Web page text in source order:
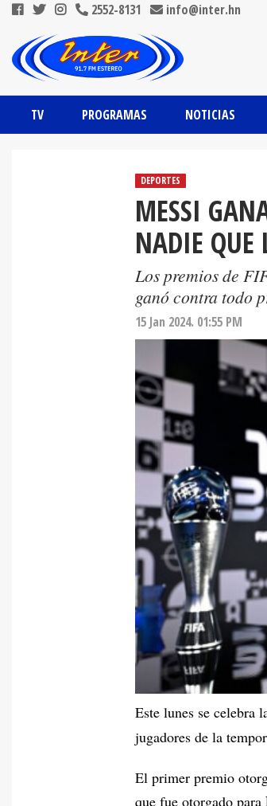
2552-8131 info@inter.hn
TV PROGRAMAS NOTICIAS
DEPORTES
MESSI
NADIE QUE
Los premios de
ganó contra todo
15 Jan 2024. 01:55 PM
Este lunes se celebra
jugadores de la
El primer premio
que fue otorgado para